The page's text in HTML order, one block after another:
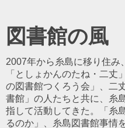
図書館の風
2007年から糸島に移り住み
「としょかんのたね・二丈
の図書館つくろう会」、二
書館」の人たちと共に、糸
指して活動してきた。「糸
るのか」、糸島図書館事情